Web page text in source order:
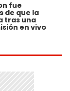
fue
de que la
tras una
en vivo